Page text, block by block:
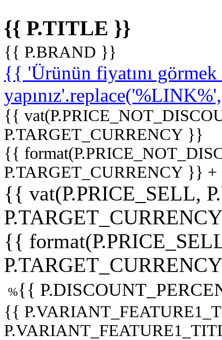
{{ P.TITLE }}
{{ P.BRAND }}
{{ 'Ürünün fiyatını
{{
P.TARGET_CURRENCY }}
{{
P.TARGET_CURRENCY }}
{{ vat(P.PRICE_SELL,
{{
%{{
{{